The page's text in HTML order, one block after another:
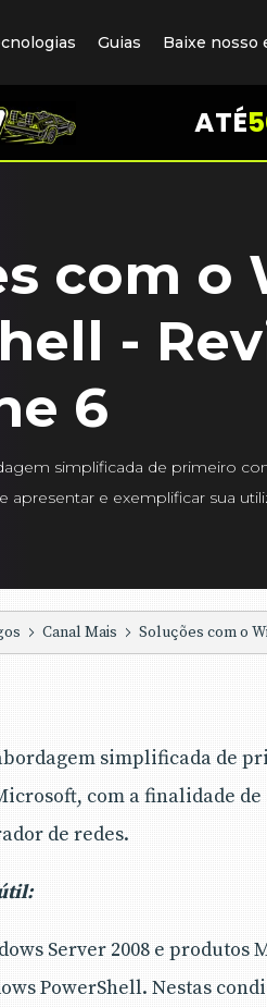
Guias Baixe nosso
ATÉ
com o
-
6
simplificada de primeiro
apresentar e exemplificar sua
Canal Mais
simplificada de
com a finalidade
de redes.
Server 2008 e
PowerShell. Nestas